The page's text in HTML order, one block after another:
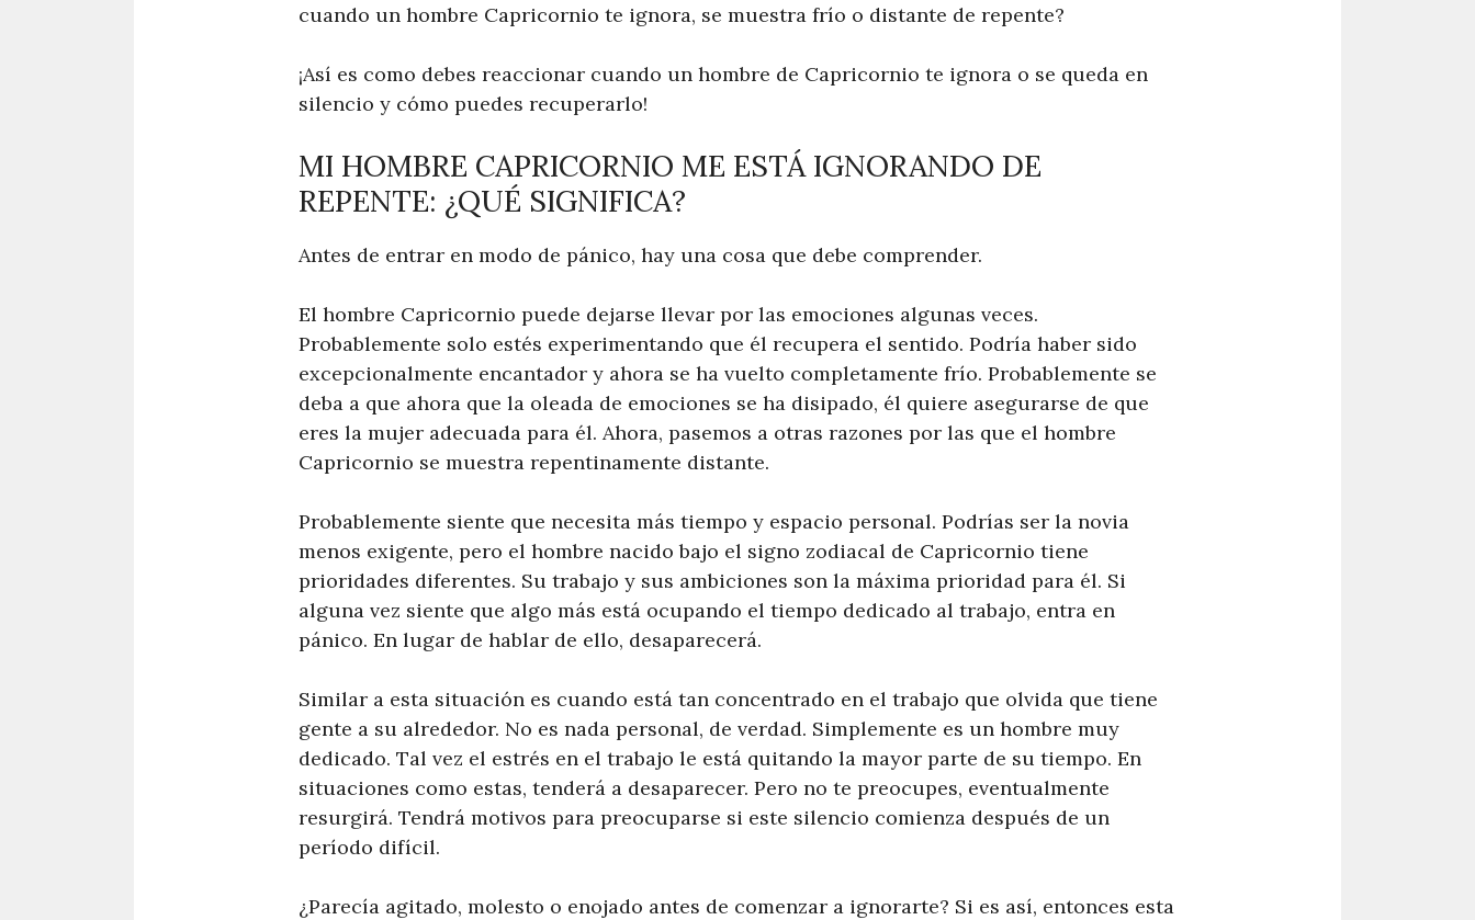
cuando un hombre Capricornio te ignora, se muestra frío o distante de repente?
¡Así es como debes reaccionar cuando un hombre de Capricornio te ignora o se queda en
silencio y cómo puedes recuperarlo!
MI HOMBRE CAPRICORNIO ME ESTÁ IGNORANDO DE
REPENTE: ¿QUÉ SIGNIFICA?
Antes de entrar en modo de pánico, hay una cosa que debe comprender.
El hombre Capricornio puede dejarse llevar por las emociones algunas veces.
Probablemente solo estés experimentando que él recupera el sentido. Podría haber sido
excepcionalmente encantador y ahora se ha vuelto completamente frío. Probablemente se
deba a que ahora que la oleada de emociones se ha disipado, él quiere asegurarse de que
eres la mujer adecuada para él. Ahora, pasemos a otras razones por las que el hombre
Capricornio se muestra repentinamente distante.
Probablemente siente que necesita más tiempo y espacio personal. Podrías ser la novia
menos exigente, pero el hombre nacido bajo el signo zodiacal de Capricornio tiene
prioridades diferentes. Su trabajo y sus ambiciones son la máxima prioridad para él. Si
alguna vez siente que algo más está ocupando el tiempo dedicado al trabajo, entra en
pánico. En lugar de hablar de ello, desaparecerá.
Similar a esta situación es cuando está tan concentrado en el trabajo que olvida que tiene
gente a su alrededor. No es nada personal, de verdad. Simplemente es un hombre muy
dedicado. Tal vez el estrés en el trabajo le está quitando la mayor parte de su tiempo. En
situaciones como estas, tenderá a desaparecer. Pero no te preocupes, eventualmente
resurgirá. Tendrá motivos para preocuparse si este silencio comienza después de un
período difícil.
¿Parecía agitado, molesto o enojado antes de comenzar a ignorarte? Si es así, entonces esta